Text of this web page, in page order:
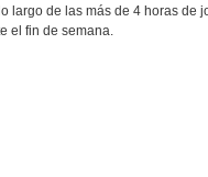
largo de las más de 4 horas de
el fin de semana.